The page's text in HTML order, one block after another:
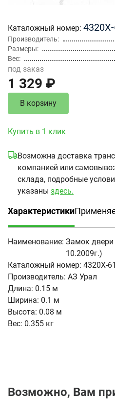
Каталожный номер
Производитель
Размеры
Вес
под заказ
1 329 ₽
В корзину
Купить в 1 клик
Возможна доставка
компанией или
склада, подробные
указаны здесь.
Характеристики
(активная вкладка)
Наименование: Замок
10.2009г.)
Каталожный номер: 4320Х-
Производитель: АЗ Урал
Длина: 0.15 м
Ширина: 0.1 м
Высота: 0.08 м
Вес: 0.355 кг
Возможно, Вам